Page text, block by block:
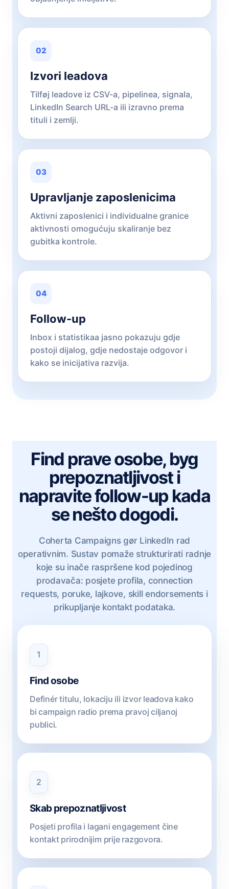
02
Izvori leadova
Tilføj leadove iz CSV-a, pipelinea, signala,
LinkedIn Search URL-a ili izravno prema
tituli i zemlji.
03
Upravljanje zaposlenicima
Aktivni zaposlenici i individualne granice
aktivnosti omogućuju skaliranje bez
gubitka kontrole.
04
Follow-up
Inbox i statistikaa jasno pokazuju gdje
postoji dijalog, gdje nedostaje odgovor i
kako se inicijativa razvija.
Find prave osobe, byg
prepoznatljivost i
napravite follow-up kada
se nešto dogodi.
Coherta Campaigns gør LinkedIn rad
operativnim. Sustav pomaže strukturirati radnje
koje su inače raspršene kod pojedinog
prodavača: posjete profila, connection
requests, poruke, lajkove, skill endorsements i
prikupljanje kontakt podataka.
1
Find osobe
Definér titulu, lokaciju ili izvor leadova kako
bi campaign radio prema pravoj ciljanoj
publici.
2
Skab prepoznatljivost
Posjeti profila i lagani engagement čine
kontakt prirodnijim prije razgovora.